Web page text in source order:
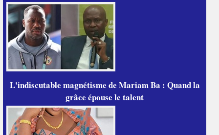
L'indiscutable magnétisme de Mariam Ba : Quand la
grâce épouse le talent